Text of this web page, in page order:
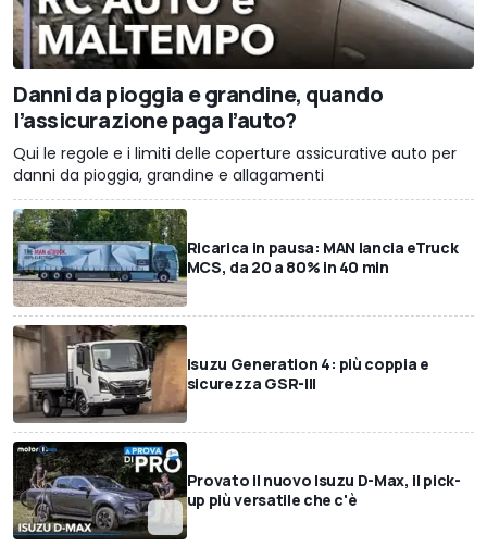
Danni da pioggia e grandine, quando
l’assicurazione paga l’auto?
Qui le regole e i limiti delle coperture assicurative auto per
danni da pioggia, grandine e allagamenti
Ricarica in pausa: MAN lancia eTruck
MCS, da 20 a 80% in 40 min
Isuzu Generation 4: più coppia e
sicurezza GSR-III
Provato il nuovo Isuzu D-Max, il pick-
up più versatile che c'è